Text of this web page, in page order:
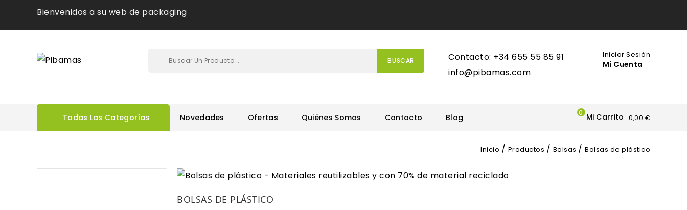
Bienvenidos a su web de packaging
Iniciar Sesión
Mi Cuenta
Contacto: +34 655 55 85 91
info@pibamas.com
BUSCAR
Todas Las Categorías Novedades Ofertas Quiénes Somos Contacto Blog 0 Mi Carrito -0,00 €
Inicio Productos Bolsas Bolsas de plástico
BOLSAS DE PLÁSTICO